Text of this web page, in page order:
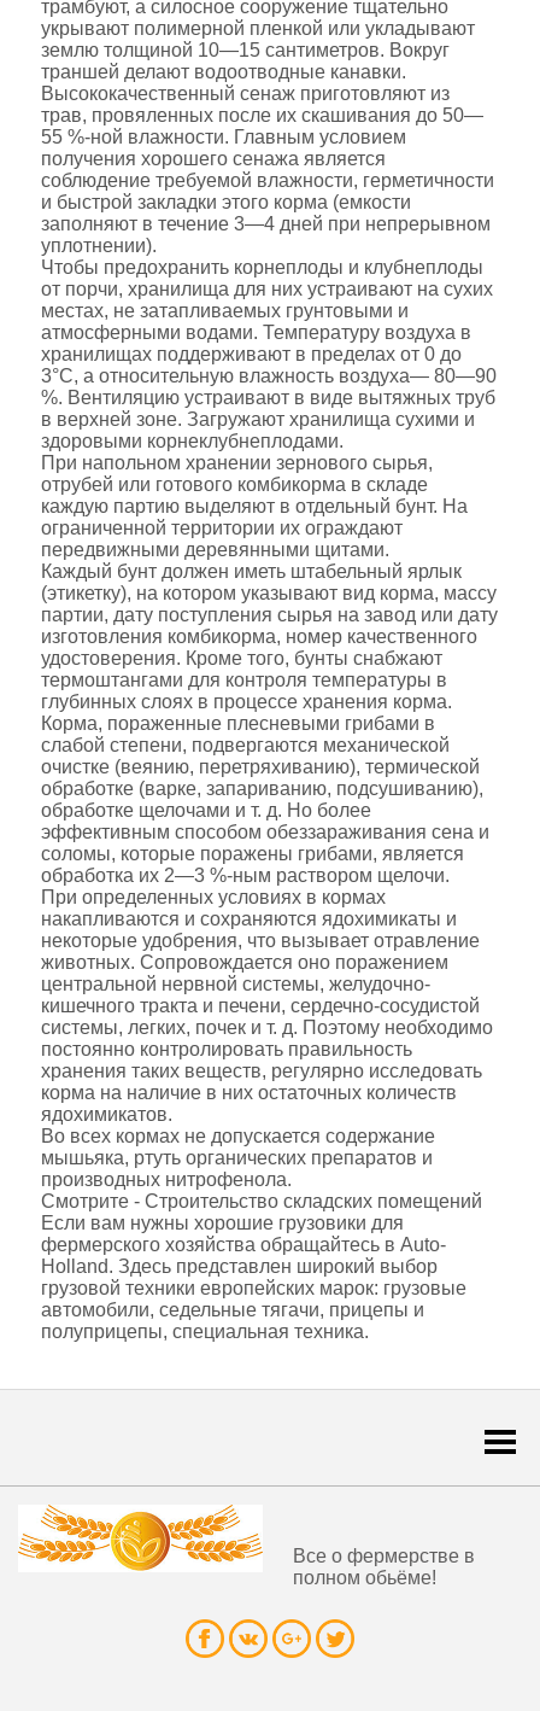
трамбуют, а силосное сооружение тщательно
укрывают полимерной пленкой или укладывают
землю толщиной 10—15 сантиметров. Вокруг
траншей делают водоотводные канавки.
Высококачественный сенаж приготовляют из
трав, провяленных после их скашивания до 50—
55 %-ной влажности. Главным условием
получения хорошего сенажа является
соблюдение требуемой влажности, герметичности
и быстрой закладки этого корма (емкости
заполняют в течение 3—4 дней при непрерывном
уплотнении).
Чтобы предохранить корнеплоды и клубнеплоды
от порчи, хранилища для них устраивают на сухих
местах, не затапливаемых грунтовыми и
атмосферными водами. Температуру воздуха в
хранилищах поддерживают в пределах от 0 до
3°С, а относительную влажность воздуха— 80—90
%. Вентиляцию устраивают в виде вытяжных труб
в верхней зоне. Загружают хранилища сухими и
здоровыми корнеклубнеплодами.
При напольном хранении зернового сырья,
отрубей или готового комбикорма в складе
каждую партию выделяют в отдельный бунт. На
ограниченной территории их ограждают
передвижными деревянными щитами.
Каждый бунт должен иметь штабельный ярлык
(этикетку), на котором указывают вид корма, массу
партии, дату поступления сырья на завод или дату
изготовления комбикорма, номер качественного
удостоверения. Кроме того, бунты снабжают
термоштангами для контроля температуры в
глубинных слоях в процессе хранения корма.
Корма, пораженные плесневыми грибами в
слабой степени, подвергаются механической
очистке (веянию, перетряхиванию), термической
обработке (варке, запариванию, подсушиванию),
обработке щелочами и т. д. Но более
эффективным способом обеззараживания сена и
соломы, которые поражены грибами, является
обработка их 2—3 %-ным раствором щелочи.
При определенных условиях в кормах
накапливаются и сохраняются ядохимикаты и
некоторые удобрения, что вызывает отравление
животных. Сопровождается оно поражением
центральной нервной системы, желудочно-
кишечного тракта и печени, сердечно-сосудистой
системы, легких, почек и т. д. Поэтому необходимо
постоянно контролировать правильность
хранения таких веществ, регулярно исследовать
корма на наличие в них остаточных количеств
ядохимикатов.
Во всех кормах не допускается содержание
мышьяка, ртуть органических препаратов и
производных нитрофенола.
Смотрите - Строительство складских помещений
Если вам нужны хорошие грузовики для
фермерского хозяйства обращайтесь в Auto-
Holland. Здесь представлен широкий выбор
грузовой техники европейских марок: грузовые
автомобили, седельные тягачи, прицепы и
полуприцепы, специальная техника.
Все о фермерстве в
полном обьёме!